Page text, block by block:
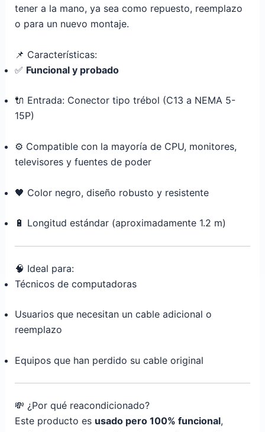
tener a la mano, ya sea como repuesto, reemplazo
o para un nuevo montaje.
📌 Características:
✅ Funcional y probado
🔌 Entrada: Conector tipo trébol (C13 a NEMA 5-
15P)
⚙️ Compatible con la mayoría de CPU, monitores,
televisores y fuentes de poder
🖤 Color negro, diseño robusto y resistente
🔋 Longitud estándar (aproximadamente 1.2 m)
🧠 Ideal para:
Técnicos de computadoras
Usuarios que necesitan un cable adicional o
reemplazo
Equipos que han perdido su cable original
💸 ¿Por qué reacondicionado?
Este producto es usado pero 100% funcional,